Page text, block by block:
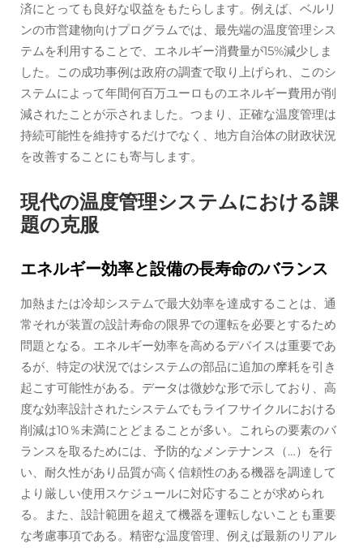
済にとっても良好な収益をもたらします。例えば、ベルリ
ンの市営建物向けプログラムでは、最先端の温度管理シス
テムを利用することで、エネルギー消費量が15%減少しま
した。この成功事例は政府の調査で取り上げられ、このシ
ステムによって年間何百万ユーロものエネルギー費用が削
減されたことが示されました。つまり、正確な温度管理は
持続可能性を維持するだけでなく、地方自治体の財政状況
を改善することにも寄与します。
現代の温度管理システムにおける課
題の克服
エネルギー効率と設備の長寿命のバランス
加熱または冷却システムで最大効率を達成することは、通
常それが装置の設計寿命の限界での運転を必要とするため
問題となる。エネルギー効率を高めるデバイスは重要であ
るが、特定の状況ではシステムの部品に追加の摩耗を引き
起こす可能性がある。データは微妙な形で示しており、高
度な効率設計されたシステムでもライフサイクルにおける
削減は10％未満にとどまることが多い。これらの要素のバ
ランスを取るためには、予防的なメンテナンス（…）を行
い、耐久性があり品質が高く信頼性のある機器を調達して
より厳しい使用スケジュールに対応することが求められ
る。また、設計範囲を超えて機器を運転しないことも重要
な考慮事項である。精密な温度管理、例えば最新のリアル